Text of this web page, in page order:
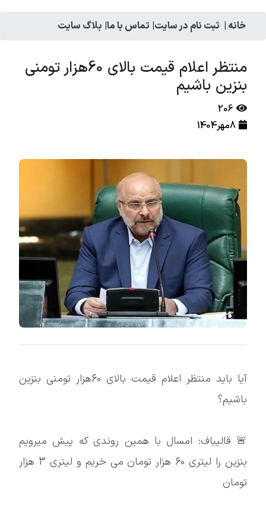
خانه | ثبت نام در سایت| تماس با ما| بلاگ سایت
منتظر اعلام قیمت بالای 60هزار تومنی
بنزین باشیم
206
8مهر1404
آيا باید منتظر اعلام قیمت بالای 60هزار تومنی بنزین
باشیم؟
🚨 قالیباف: امسال با همین روندی که پیش میرویم
بنزین را لیتری 60 هزار تومان می خریم و لیتری 3 هزار
تومان